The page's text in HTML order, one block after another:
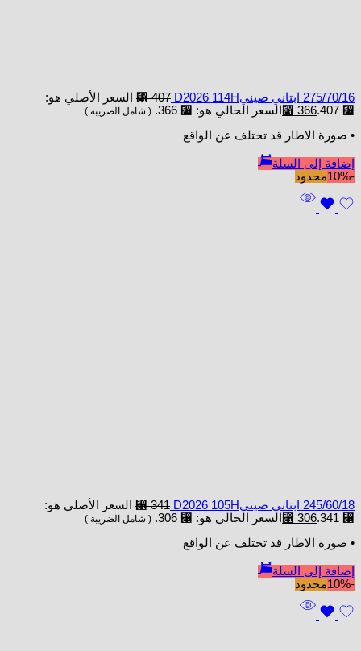
275/70/16 ابتاني صينيD2026 114H ⃁407
السعر الأصلي هو:
⃁ 407.
⃁ 366 السعر الحالي هو: ⃁ 366. ( شامل الضريبة )
• صورة الاطار قد تختلف عن الواقع
إضافة إلى السلة
-10%
محدود
245/60/18 ابتاني صينيD2026 105H ⃁341
السعر الأصلي هو:
⃁ 341.
⃁ 306 السعر الحالي هو: ⃁ 306. ( شامل الضريبة )
• صورة الاطار قد تختلف عن الواقع
إضافة إلى السلة
-10%
محدود